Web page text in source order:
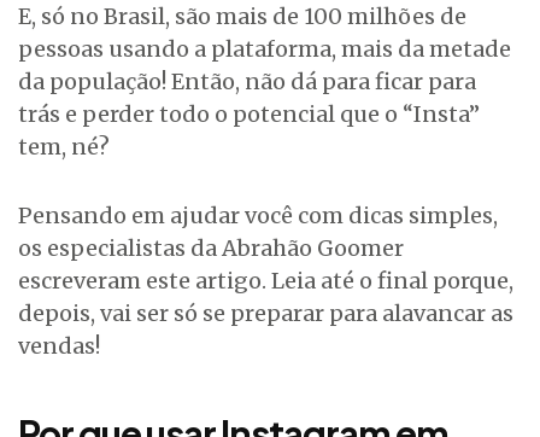
E, só no Brasil, são mais de 100 milhões de
pessoas usando a plataforma, mais da metade
da população! Então, não dá para ficar para
trás e perder todo o potencial que o “Insta”
tem, né?
Pensando em ajudar você com dicas simples,
os especialistas da Abrahão Goomer
escreveram este artigo. Leia até o final porque,
depois, vai ser só se preparar para alavancar as
vendas!